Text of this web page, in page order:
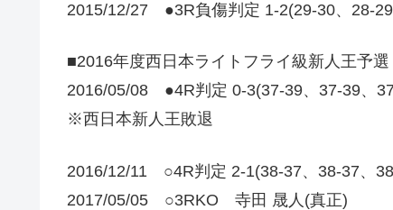
2015/12/27 ●3R負傷判定 1-2(29-30、28-
■2016年度西日本ライトフライ級新人王予選
2016/05/08 ●4R判定 0-3(37-39、37-39、
※西日本新人王敗退
2016/12/11 ○4R判定 2-1(38-37、38-37、
2017/05/05 ○3RKO 寺田 晟人(真正)